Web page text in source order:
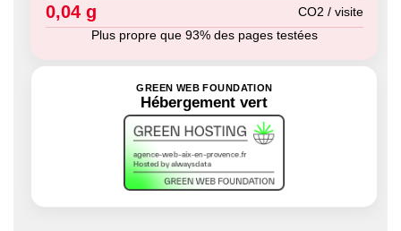
0,04 g
CO2 / visite
Plus propre que 93% des pages testées
GREEN WEB FOUNDATION
Hébergement vert